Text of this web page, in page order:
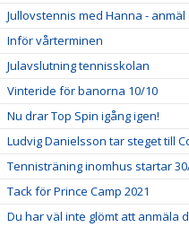
Jullovstennis med Hanna -
Inför vårterminen
Julavslutning tennisskolan
Vinteride för banorna 10/10
Nu drar Top Spin igång igen!
Ludvig Danielsson tar steget till
Tennisträning inomhus startar
Tack för Prince Camp 2021
Du har väl inte glömt att anmäla